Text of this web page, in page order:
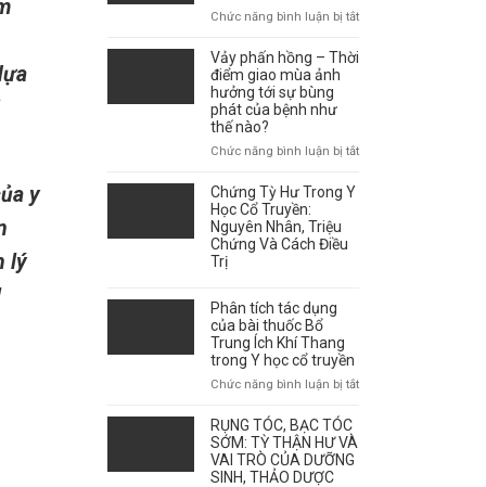
y
lý
Chức năng bình luận bị tắtở
TIẾT
NHÌN
Vảy phấn hồng – Thời
điểm giao mùa ảnh
hưởng tới sự bùng
phát của bệnh như
thế nào?
Chức năng bình luận bị tắtở
bùng
bệnh
Chứng Tỳ Hư Trong Y
Học Cổ Truyền:
Nguyên Nhân, Triệu
Chứng Và Cách Điều
Trị
Phân tích tác dụng
của bài thuốc Bổ
Trung Ích Khí Thang
trong Y học cổ truyền
Chức năng bình luận bị tắtở
RỤNG TÓC, BẠC TÓC
SỚM: TỲ THẬN HƯ VÀ
VAI TRÒ CỦA DƯỠNG
SINH, THẢO DƯỢC